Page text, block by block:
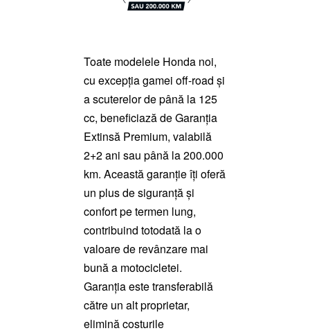
Toate modelele Honda noi,
cu excepția gamei off-road și
a scuterelor de până la 125
cc, beneficiază de Garanția
Extinsă Premium, valabilă
2+2 ani sau până la 200.000
km. Această garanție îți oferă
un plus de siguranță și
confort pe termen lung,
contribuind totodată la o
valoare de revânzare mai
bună a motocicletei.
Garanția este transferabilă
către un alt proprietar,
elimină costurile